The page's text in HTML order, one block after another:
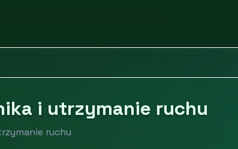
i utrzymanie ruchu
ruchu